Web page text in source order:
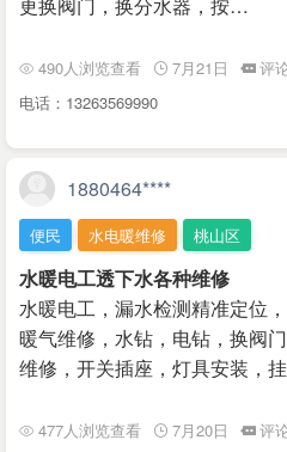
490人浏览查看 7月21日
评
电话：13263569990
1880464****
便民 水电暖维修 桃山区
水暖电工透下水各种维修
水暖电工，漏水检测精准定位
暖气维修，水钻，电钻，换阀
维修，开关插座，灯具安装，
477人浏览查看 7月20日
评